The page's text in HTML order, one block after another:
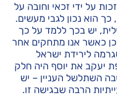
על ידי זכאי וחובה על
כך הוא נכון לגבי מעשים.
יש בכך ללמד על כך
כאשר אנו מתחקים אחר
לירידת ישראל
יעקב את יוסף היה חלק
השתלשל העניין – יש
הרבה שבגישה זו.